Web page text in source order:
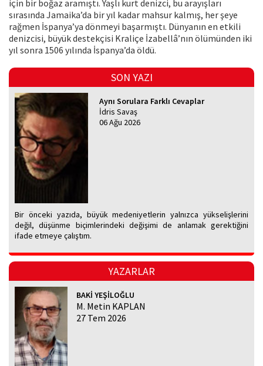
için bir boğaz aramıştı. Yaşlı kurt denizci, bu arayışları
sırasında Jamaika’da bir yıl kadar mahsur kalmış, her şeye
rağmen İspanya’ya dönmeyi başarmıştı. Dünyanın en etkili
denizcisi, büyük destekçisi Kraliçe İzabellâ’nın ölümünden iki
yıl sonra 1506 yılında İspanya’da öldü.
SON YAZI
Aynı Sorulara Farklı Cevaplar
İdris Savaş
06 Ağu 2026
Bir önceki yazıda, büyük medeniyetlerin yalnızca yükselişlerini
değil, düşünme biçimlerindeki değişimi de anlamak gerektiğini
ifade etmeye çalıştım.
YAZARLAR
BAKİ YEŞİLOĞLU
M. Metin KAPLAN
27 Tem 2026